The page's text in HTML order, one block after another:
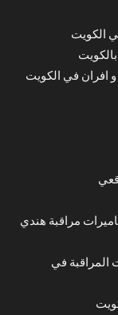
الكويت
افران في الكويت
مراقبة هندي
المراقبة في